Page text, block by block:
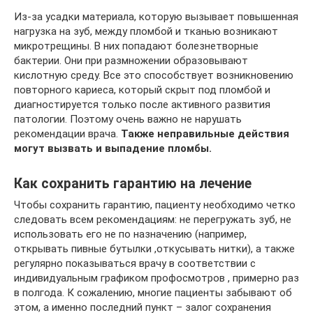
Из-за усадки материала, которую вызывает повышенная
нагрузка на зуб, между пломбой и тканью возникают
микротрещины. В них попадают болезнетворные
бактерии. Они при размножении образовывают
кислотную среду. Все это способствует возникновению
повторного кариеса, который скрыт под пломбой и
диагностируется только после активного развития
патологии. Поэтому очень важно не нарушать
рекомендации врача. Также неправильные действия
могут вызвать и выпадение пломбы.
Как сохранить гарантию на лечение
Чтобы сохранить гарантию, пациенту необходимо четко
следовать всем рекомендациям: не перегружать зуб, не
использовать его не по назначению (например,
открывать пивные бутылки ,откусывать нитки), а также
регулярно показываться врачу в соответствии с
индивидуальным графиком профосмотров , примерно раз
в полгода. К сожалению, многие пациенты забывают об
этом, а именно последний пункт – залог сохранения